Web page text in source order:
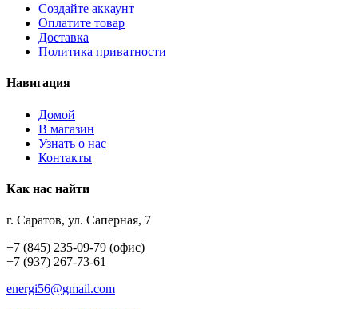
Создайте аккаунт
Оплатите товар
Доставка
Политика приватности
Навигация
Домой
В магазин
Узнать о нас
Контакты
Как нас найти
г. Саратов, ул. Саперная, 7
+7 (845) 235-09-79 (офис)
+7 (937) 267-73-61
energi56@gmail.com